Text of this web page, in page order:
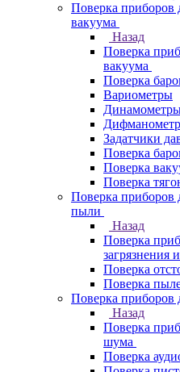
Поверка приборов
вакуума
Назад
Поверка
вакуума
Поверка
Вариометры
Задатчики
Поверка
Поверка
Поверка
Поверка приборов
пыли
Назад
Поверка
загрязнения
Поверка
Поверка
Поверка приборов
Назад
Поверка
шума
Поверка